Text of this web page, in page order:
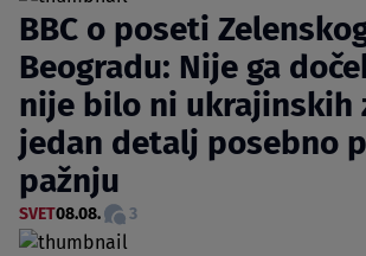
BBC o poseti
Beogradu: Nije ga
nije bilo ni ukrajinskih
jedan detalj posebno
pažnju
SVET08.08. 3